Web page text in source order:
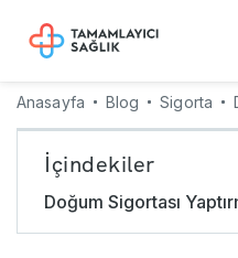
Anasayfa Blog Sigorta
İçindekiler